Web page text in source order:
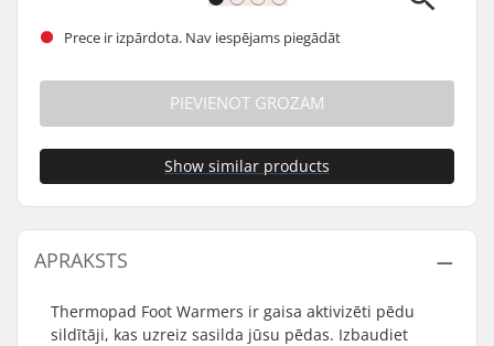
Prece ir izpārdota. Nav iespējams piegādāt
PIEVIENOT GROZAM
Show similar products
APRAKSTS
Thermopad Foot Warmers ir gaisa aktivizēti pēdu
sildītāji, kas uzreiz sasilda jūsu pēdas. Izbaudiet